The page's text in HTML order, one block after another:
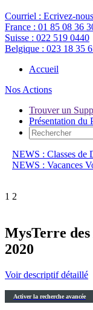
Courriel : Ecrivez-nous
France : 01 85 08 36
Suisse : 022 519 0440
Belgique : 023 18 35
Accueil
Nos Actions
Trouver un
Présentation du
NEWS : Classes de
NEWS : Vacances
1 2
MysTerre des
2020
Voir descriptif détaillé
Activer la recherche avancée